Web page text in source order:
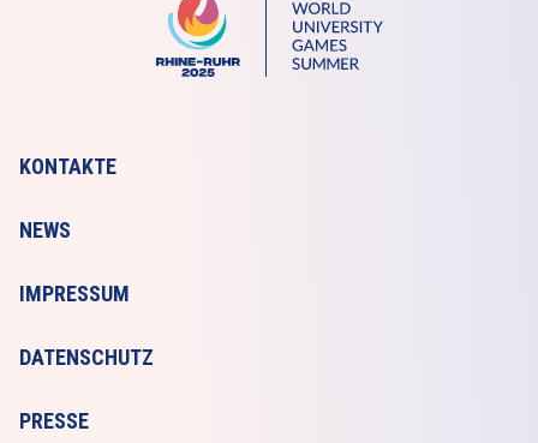
KONTAKTE
NEWS
IMPRESSUM
DATENSCHUTZ
PRESSE